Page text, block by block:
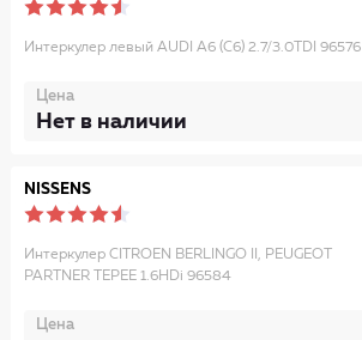
Интеркулер левый AUDI A6 (C6) 2.7/3.0TDI 96576
Цена
Нет в наличии
NISSENS
Интеркулер CITROEN BERLINGO II, PEUGEOT
PARTNER TEPEE 1.6HDi 96584
Цена